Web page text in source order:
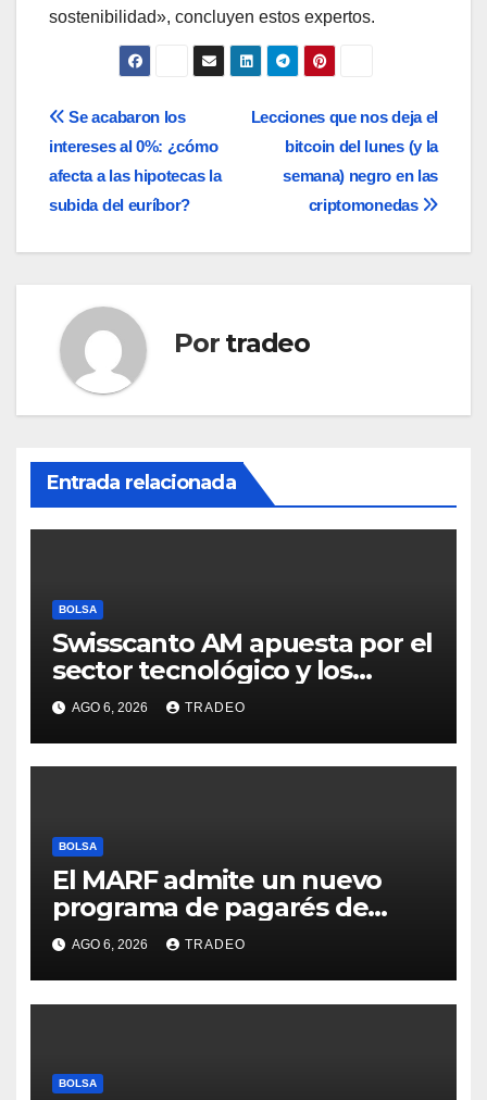
sostenibilidad», concluyen estos expertos.
Navegación
de
entradas
Lecciones que nos deja el
bitcoin del lunes (y la
semana) negro en las
criptomonedas
Se acabaron los
intereses al 0%: ¿cómo
afecta a las hipotecas la
subida del euríbor?
Por tradeo
Entrada relacionada
BOLSA
Swisscanto AM apuesta por el
sector tecnológico y los
valores cíclicos para ganar en
bolsa
AGO 6, 2026 TRADEO
BOLSA
El MARF admite un nuevo
programa de pagarés de
Seresco por 20 millones de
euros
AGO 6, 2026 TRADEO
BOLSA